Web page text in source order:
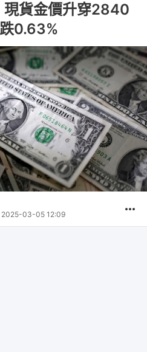
貨金價升穿2840
0.63%
2025-03-05 12:09